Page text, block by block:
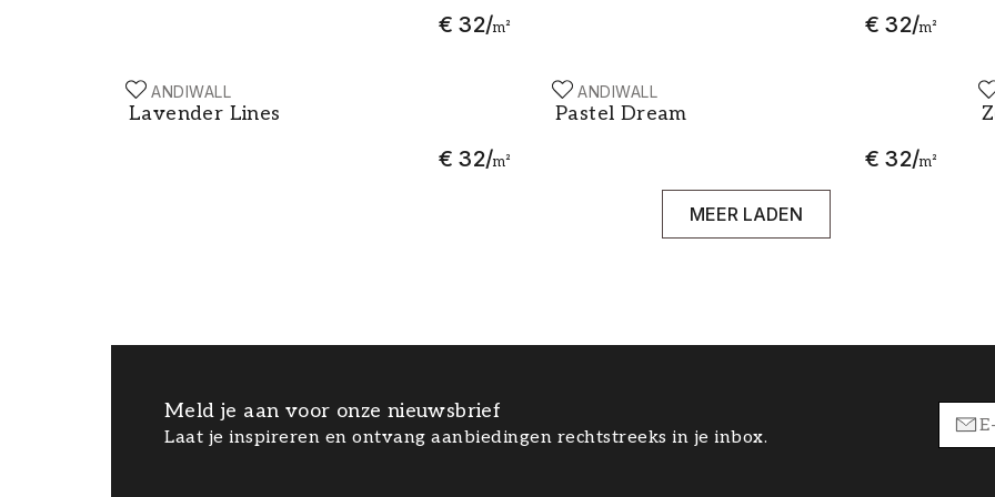
€ 32/m² € 32/m²
SCANDIWALL
Lavender Lines
€ 32/m²
Lavender Lines SCANDIWALL
Pastel Dream
€ 32/m²
Pastel Dream
MEER LADEN
Meld je aan voor onze nieuwsbrief
Laat je inspireren en ontvang aanbiedingen rechtstreeks in je inbox.